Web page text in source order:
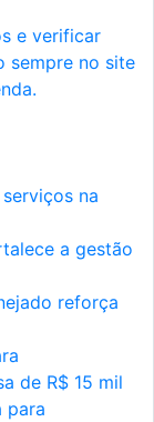
e verificar
sempre no site
na
a gestão
reforça
de R$ 15 mil
para